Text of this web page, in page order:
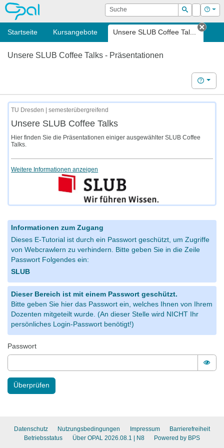
OPAL Suche
Suchen
Login Hilfe
Startseite Kursangebote Unsere SLUB Coffee Tal...
Tab
Unsere SLUB Coffee Talks - Präsentationen
Hilfe
TU Dresden | semesterübergreifend
Unsere SLUB Coffee Talks
Hier finden Sie die Präsentationen einiger ausgewählter SLUB Coffee
Talks.
Weitere Informationen anzeigen
Informationen zum Zugang
Dieses E-Tutorial ist durch ein Passwort geschützt, um Zugriffe
von Webcrawlern zu verhindern. Bitte geben Sie in die Zeile
Passwort Folgendes ein:
SLUB
Dieser Bereich ist mit einem Passwort geschützt.
Bitte geben Sie hier das Passwort ein, welches Ihnen von Ihrem
Dozenten mitgeteilt wurde. (An dieser Stelle wird NICHT Ihr
persönliches Login-Passwort benötigt!)
Passwort
Überprüfen
Datenschutz Nutzungsbedingungen Impressum
Barrierefreiheit
Betriebsstatus
Über OPAL 2026.08.1 | N8 Powered by BPS